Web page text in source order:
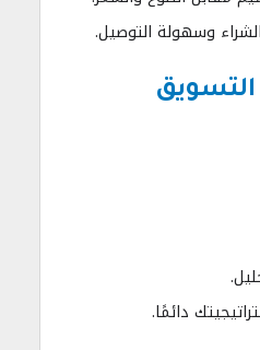
وسهولة التوصيل.
دائمًا.